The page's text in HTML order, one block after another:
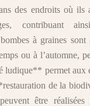
des endroits où
contribuant
à graines
ou à l’automne,
permet aux
de la
être